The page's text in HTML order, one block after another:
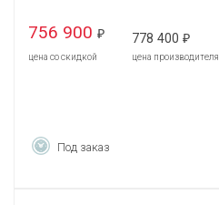
756 900 ₽
цена со скидкой
778 400 ₽
цена производителя
Под заказ